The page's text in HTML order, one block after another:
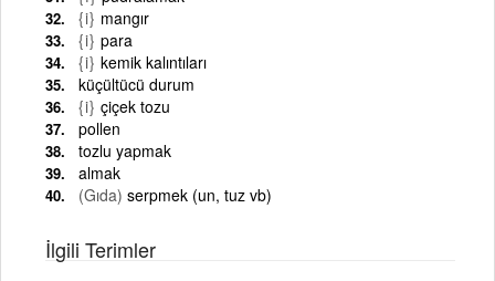
{i} mangır
{i} para
{i} kemik kalıntıları
küçültücü durum
{i} çiçek tozu
pollen
tozlu yapmak
almak
(Gıda) serpmek (un, tuz vb)
İlgili Terimler